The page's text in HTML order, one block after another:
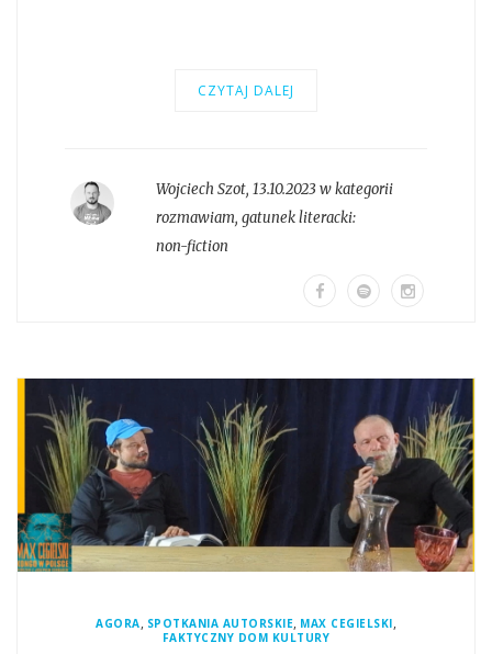
CZYTAJ DALEJ
Wojciech Szot, 13.10.2023 w kategorii
rozmawiam, gatunek literacki:
non-fiction
AGORA, SPOTKANIA AUTORSKIE, MAX CEGIELSKI,
FAKTYCZNY DOM KULTURY